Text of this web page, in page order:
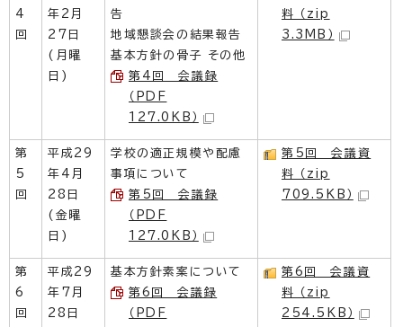
4
回
年2月
27日
(月曜
日)
告
地域懇談会の結果報告
基本方針の骨子 その他
第4回 会議録
（PDF
127.0KB）
料 （zip
3.3MB）
第
5
回
平成29
年4月
28日
(金曜
日)
学校の適正規模や配慮
事項について
第5回 会議録
（PDF
127.0KB）
第5回 会議資
料 （zip
709.5KB）
第
6
回
平成29
年7月
28日
基本方針素案について
第6回 会議録
（PDF
第6回 会議資
料 （zip
254.5KB）